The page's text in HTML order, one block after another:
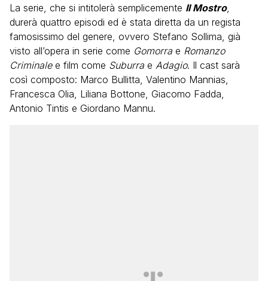
La serie, che si intitolerà semplicemente Il Mostro,
durerà quattro episodi ed è stata diretta da un regista
famosissimo del genere, ovvero Stefano Sollima, già
visto all’opera in serie come Gomorra e Romanzo
Criminalee film come Suburra e Adagio. Il cast sarà
così composto: Marco Bullitta, Valentino Mannias,
Francesca Olia, Liliana Bottone, Giacomo Fadda,
Antonio Tintis e Giordano Mannu.